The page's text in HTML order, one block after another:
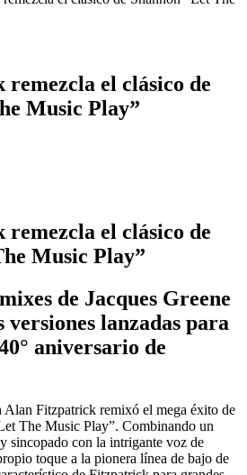
el clásico de
Music Play”
el clásico de
Music Play”
de Jacques Greene
lanzadas para
aniversario de
Alan Fitzpatrick remixó el mega éxito de
The Music Play”. Combinando un
sincopado con la intrigante voz de
toque a la pionera línea de bajo de